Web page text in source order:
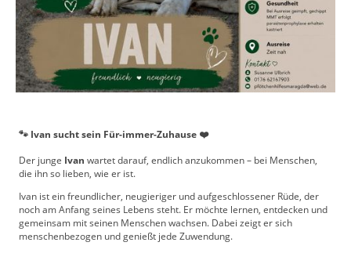
🐾 Ivan sucht sein Für-immer-Zuhause ❤️
Der junge Ivan wartet darauf, endlich anzukommen – bei Menschen,
die ihn so lieben, wie er ist.
Ivan ist ein freundlicher, neugieriger und aufgeschlossener Rüde, der
noch am Anfang seines Lebens steht. Er möchte lernen, entdecken und
gemeinsam mit seinen Menschen wachsen. Dabei zeigt er sich
menschenbezogen und genießt jede Zuwendung.